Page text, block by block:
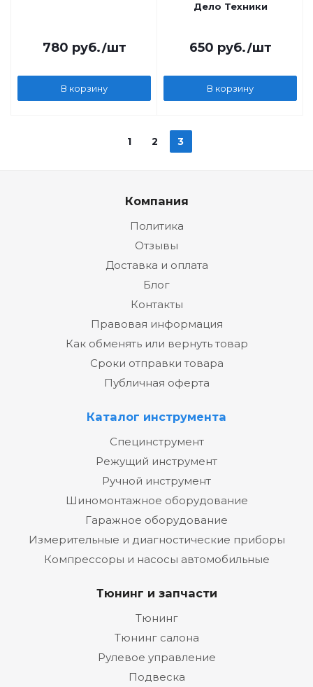
780 руб./шт
В корзину
Дело Техники
650 руб./шт
В корзину
1 2 3
Компания
Политика
Отзывы
Доставка и оплата
Блог
Контакты
Правовая информация
Как обменять или вернуть товар
Сроки отправки товара
Публичная оферта
Каталог инструмента
Специнструмент
Режущий инструмент
Ручной инструмент
Шиномонтажное оборудование
Гаражное оборудование
Измерительные и диагностические приборы
Компрессоры и насосы автомобильные
Тюнинг и запчасти
Тюнинг
Тюнинг салона
Рулевое управление
Подвеска